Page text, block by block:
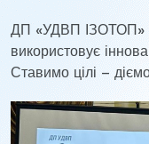
ДП «УДВП ІЗОТОП»
використовує
Ставимо цілі –